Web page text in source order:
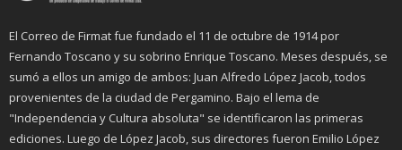
El Correo de Firmat fue fundado el 11 de octubre de 1914 por
Fernando Toscano y su sobrino Enrique Toscano. Meses después, se
sumó a ellos un amigo de ambos: Juan Alfredo López Jacob, todos
provenientes de la ciudad de Pergamino. Bajo el lema de
"Independencia y Cultura absoluta" se identificaron las primeras
ediciones. Luego de López Jacob, sus directores fueron Emilio López